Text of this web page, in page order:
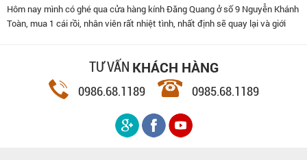
Hôm nay mình có ghé qua cửa hàng kính Đăng Quang ở số 9 Nguyễn Khánh
Toàn, mua 1 cái rồi, nhân viên rất nhiệt tình, nhất định sẽ quay lại và giới
TƯ VẤN KHÁCH HÀNG
0986.68.1189 0985.68.1189